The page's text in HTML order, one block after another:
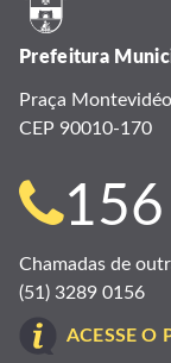
Prefeitura
Praça
CEP 90010-170
para
156
Chamadas de
(51) 3289 0156
ACESSE O